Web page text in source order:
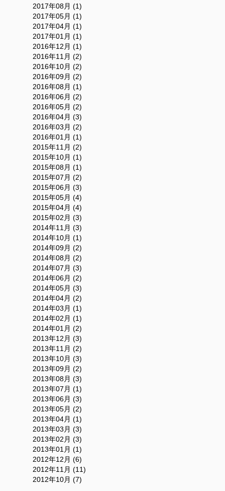
2017年08月 (1)
2017年05月 (1)
2017年04月 (1)
2017年01月 (1)
2016年12月 (1)
2016年11月 (2)
2016年10月 (2)
2016年09月 (2)
2016年08月 (1)
2016年06月 (2)
2016年05月 (2)
2016年04月 (3)
2016年03月 (2)
2016年01月 (1)
2015年11月 (2)
2015年10月 (1)
2015年08月 (1)
2015年07月 (2)
2015年06月 (3)
2015年05月 (4)
2015年04月 (4)
2015年02月 (3)
2014年11月 (3)
2014年10月 (1)
2014年09月 (2)
2014年08月 (2)
2014年07月 (3)
2014年06月 (2)
2014年05月 (3)
2014年04月 (2)
2014年03月 (1)
2014年02月 (1)
2014年01月 (2)
2013年12月 (3)
2013年11月 (2)
2013年10月 (3)
2013年09月 (2)
2013年08月 (3)
2013年07月 (1)
2013年06月 (3)
2013年05月 (2)
2013年04月 (1)
2013年03月 (3)
2013年02月 (3)
2013年01月 (1)
2012年12月 (6)
2012年11月 (11)
2012年10月 (7)